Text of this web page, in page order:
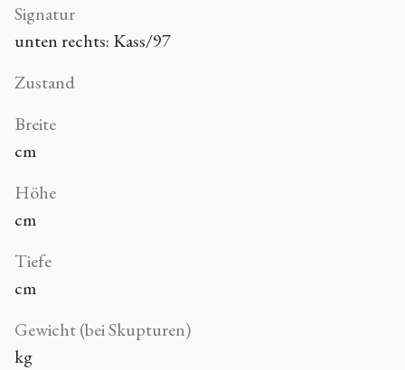
Signatur
unten rechts: Kass/97
Zustand
Breite
cm
Höhe
cm
Tiefe
cm
Gewicht (bei Skupturen)
kg